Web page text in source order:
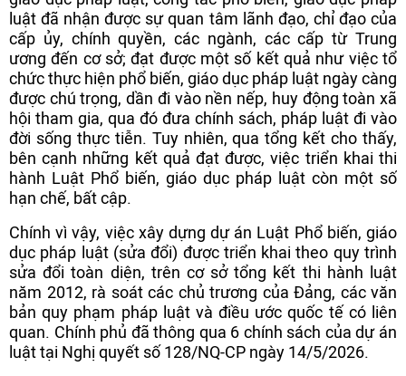
luật đã nhận được sự quan tâm lãnh đạo, chỉ đạo của
cấp ủy, chính quyền, các ngành, các cấp từ Trung
ương đến cơ sở; đạt được một số kết quả như việc tổ
chức thực hiện phổ biến, giáo dục pháp luật ngày càng
được chú trọng, dần đi vào nền nếp, huy động toàn xã
hội tham gia, qua đó đưa chính sách, pháp luật đi vào
đời sống thực tiễn. Tuy nhiên, qua tổng kết cho thấy,
bên cạnh những kết quả đạt được, việc triển khai thi
hành Luật Phổ biến, giáo dục pháp luật còn một số
hạn chế, bất cập.
Chính vì vậy, việc xây dựng dự án Luật Phổ biến, giáo
dục pháp luật (sửa đổi) được triển khai theo quy trình
sửa đổi toàn diện, trên cơ sở tổng kết thi hành luật
năm 2012, rà soát các chủ trương của Đảng, các văn
bản quy phạm pháp luật và điều ước quốc tế có liên
quan. Chính phủ đã thông qua 6 chính sách của dự án
luật tại Nghị quyết số 128/NQ-CP ngày 14/5/2026.